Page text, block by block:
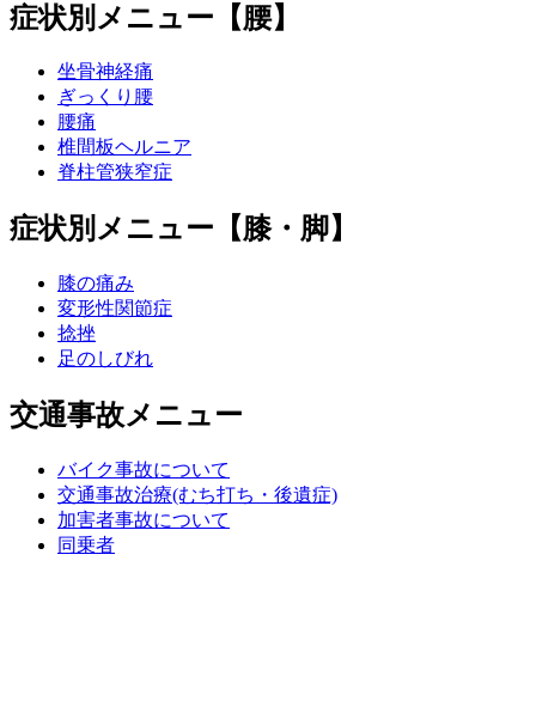
症状別メニュー【腰】
坐骨神経痛
ぎっくり腰
腰痛
椎間板ヘルニア
脊柱管狭窄症
症状別メニュー【膝・脚】
膝の痛み
変形性関節症
捻挫
足のしびれ
交通事故メニュー
バイク事故について
交通事故治療(むち打ち・後遺症)
加害者事故について
同乗者